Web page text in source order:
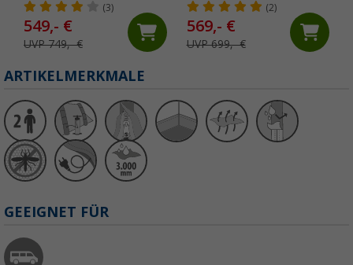
Busheckzelt, Anbauhöhe
180 - 205 cm
(3)
549,- €
UVP 749,- €
Wohnwagen, Anbauhöhe
235 - 255 cm
(2)
569,- €
UVP 699,- €
ARTIKELMERKMALE
GEEIGNET FÜR